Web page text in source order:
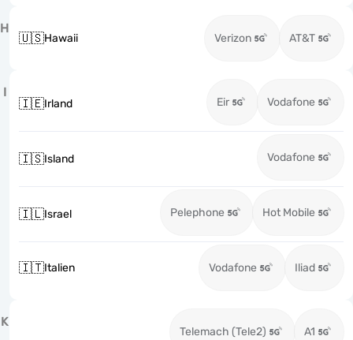
H
🇺🇸Hawaii Verizon AT&T
I
🇮🇪Irland Eir Vodafone
🇮🇸Island Vodafone
🇮🇱Israel Pelephone Hot Mobile
🇮🇹Italien Vodafone Iliad
K
Telemach (Tele2) A1